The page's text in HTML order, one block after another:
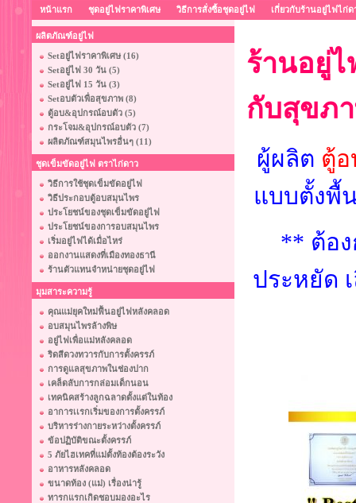
หน้าแรก ชุดอยู่ไฟราคาพิเศษ วิธีการสั่งซื้อชุดอยู่ไฟ เกี่ยวกับร้านอยู่ไฟไก่ด
ผลิตภัณฑ์อยู่ไฟ
Setอยู่ไฟราคาพิเศษ (16)
Setอยู่ไฟ 30 วัน (5)
Setอยู่ไฟ 15 วัน (3)
Setอบตัวเพื่อสุขภาพ (8)
ตู้อบ&อุปกรณ์อบตัว (5)
กระโจม&อุปกรณ์อบตัว (7)
ผลิตภัณฑ์สมุนไพรอื่นๆ (11)
ชุดเข็มขัดอยู่ไฟ ตราไก่ดาว
วิธีการใช้ชุดเข็มขัดอยู่ไฟ
วิธีประกอบตู้อบสมุนไพร
ประโยชน์ของชุดเข็มขัดอยู่ไฟ
ประโยชน์ของการอบสมุนไพร
เริ่มอยู่ไฟได้เมื่อไหร่
ออกงานแสดงที่เมืองทองธานี
ร้านตัวแทนจำหน่ายชุดอยู่ไฟ
มุมสาระความรู้
คุณแม่ยุคใหม่ฟื้นอยู่ไฟหลังคลอด
อบสมุนไพรล้างพิษ
อยู่ไฟเพื่อแม่หลังคลอด
ริดสีดวงทวารกับการตั้งครรภ์
การดูแลสุขภาพในช่องปาก
เคล็ดลับการกล่อมเด็กนอน
เทคนิคสร้างลูกฉลาดตั้งแต่ในท้อง
อาการเเรกเริ่มของการตั้งครรภ์
บริหารร่างกายระหว่างตั้งครรภ์
ข้อปฏิบัติขณะตั้งครรภ์
5 ภัยไฮเทคที่แม่ตั้งท้องต้องระวัง
อาหารหลังคลอด
ขนาดท้อง (แม่) เรื่องน่ารู้
ทารกแรกเกิดชอบมองอะไร
ร้านอยู่
กับสุขภ
ผู้ผลิต ตู้
แบบตั้งพื้
** ต้อ
ประหยัด